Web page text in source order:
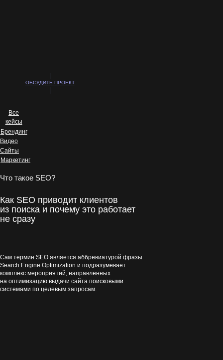
ОБСУДИТЬ ПРОЕКТ
Все
кейсы
Брендинг
Видео
Сайты
Маркетинг
Как SEO приводит клиентов
из поиска и почему это работает
не сразу
Что такое SEO?
Сам термин SEO является аббревиатурой фразы
Search Engine Optimization и подразумевает
комплекс мероприятий, направленных
на оптимизацию выдачи сайта поисковыми
системами по целевым запросам.